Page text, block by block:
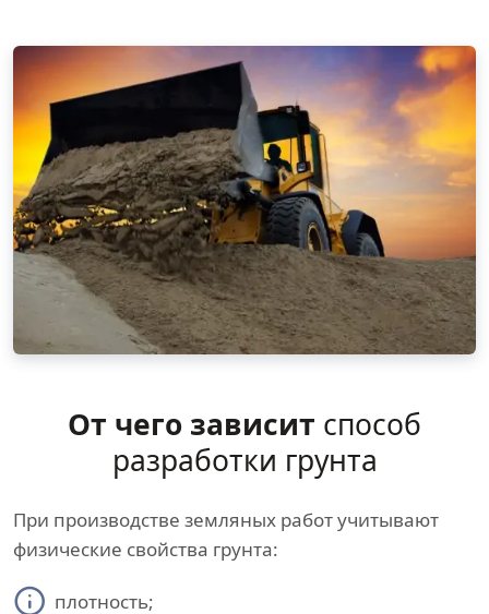
От чего зависит способ
разработки грунта
При производстве земляных работ учитывают
физические свойства грунта:
плотность;